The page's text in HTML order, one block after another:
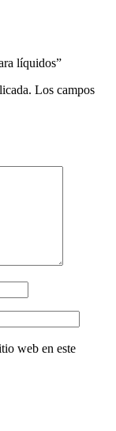
líquidos”
Los campos
web en este